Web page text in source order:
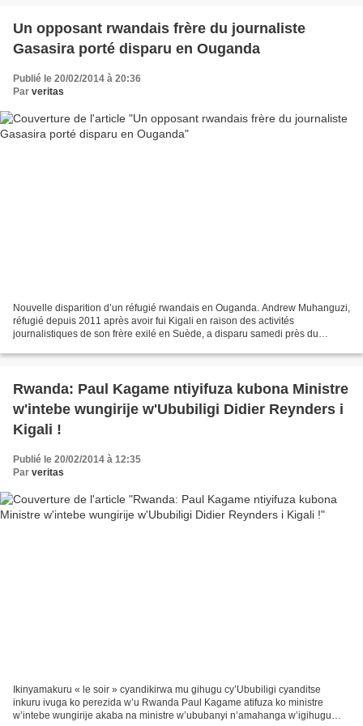
Un opposant rwandais frère du journaliste
Gasasira porté disparu en Ouganda
Publié le 20/02/2014 à 20:36
Par veritas
Nouvelle disparition d’un réfugié rwandais en Ouganda. Andrew Muhanguzi,
réfugié depuis 2011 après avoir fui Kigali en raison des activités
journalistiques de son frère exilé en Suède, a disparu samedi près du
Rwanda: Paul Kagame ntiyifuza kubona Ministre
w'intebe wungirije w'Ububiligi Didier Reynders i
Kigali !
Publié le 20/02/2014 à 12:35
Par veritas
Ikinyamakuru « le soir » cyandikirwa mu gihugu cy’Ububiligi cyanditse
inkuru ivuga ko perezida w’u Rwanda Paul Kagame atifuza ko ministre
w’intebe wungirije akaba na ministre w’ububanyi n’amahanga w’igihugu